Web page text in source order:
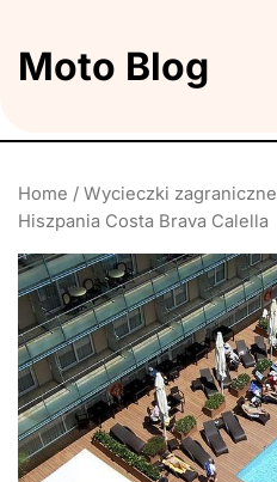
Moto Blog
Home / Wycieczki zagraniczne
Hiszpania Costa Brava Calella